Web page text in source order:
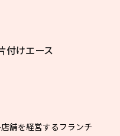
付けエース
舗を経営するフランチ